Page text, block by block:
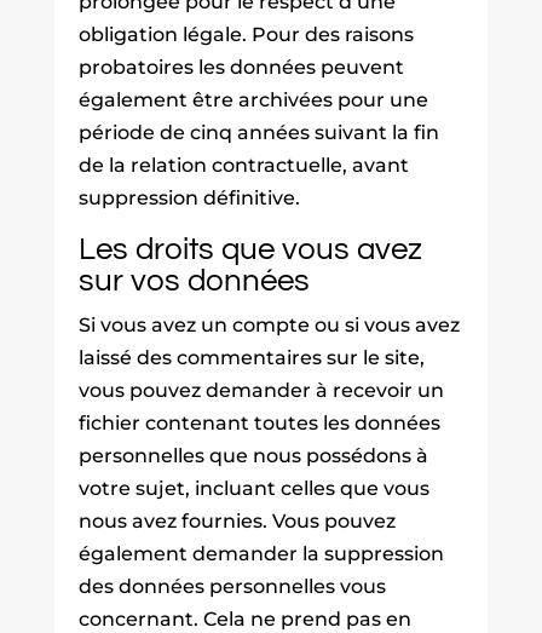
obligation légale. Pour des raisons
probatoires les données peuvent
également être archivées pour une
période de cinq années suivant la fin
de la relation contractuelle, avant
suppression définitive.
Les droits que vous avez
sur vos données
Si vous avez un compte ou si vous avez
laissé des commentaires sur le site,
vous pouvez demander à recevoir un
fichier contenant toutes les données
personnelles que nous possédons à
votre sujet, incluant celles que vous
nous avez fournies. Vous pouvez
également demander la suppression
des données personnelles vous
concernant. Cela ne prend pas en